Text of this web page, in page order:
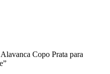
Copo Prata para